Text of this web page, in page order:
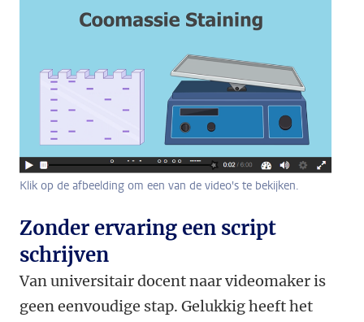
Klik op de afbeelding om een van de video's te bekijken.
Zonder ervaring een script
schrijven
Van universitair docent naar videomaker is
geen eenvoudige stap. Gelukkig heeft het